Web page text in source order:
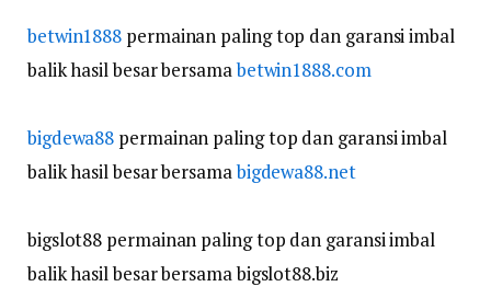
betwin1888 permainan paling top dan garansi imbal
balik hasil besar bersamabetwin1888.com
bigdewa88 permainan paling top dan garansi imbal
balik hasil besar bersamabigdewa88.net
bigslot88 permainan paling top dan garansi imbal
balik hasil besar bersama bigslot88.biz